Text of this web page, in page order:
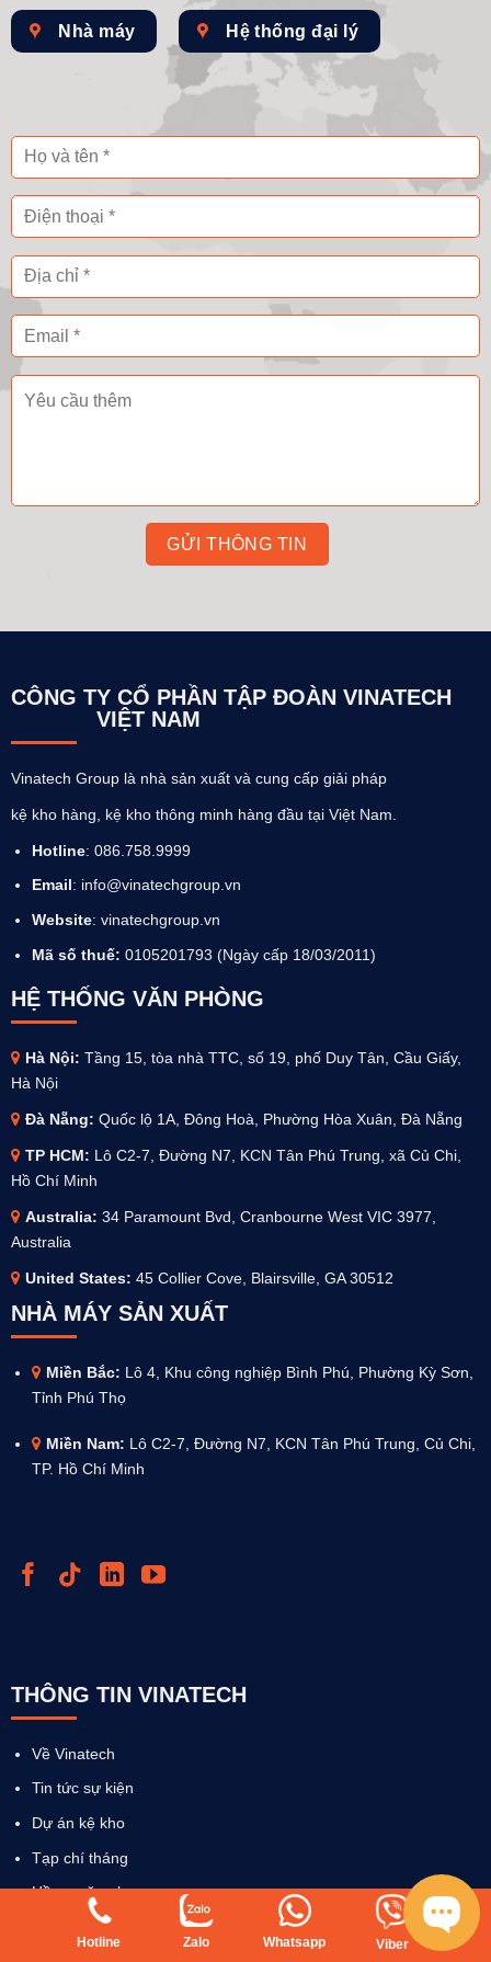
Nhà máy Hệ thống đại lý
CÔNG TY CỔ PHẦN TẬP ĐOÀN VINATECH
VIỆT NAM
Vinatech Group là nhà sản xuất và cung cấp giải pháp
kệ kho hàng, kệ kho thông minh hàng đầu tại Việt Nam.
Hotline: 086.758.9999
Email: info@vinatechgroup.vn
Website: vinatechgroup.vn
Mã số thuế: 0105201793 (Ngày cấp 18/03/2011)
HỆ THỐNG VĂN PHÒNG
Hà Nội: Tầng 15, tòa nhà TTC, số 19, phố Duy Tân, Cầu Giấy,
Hà Nội
Đà Nẵng: Quốc lộ 1A, Đông Hoà, Phường Hòa Xuân, Đà Nẵng
TP HCM: Lô C2-7, Đường N7, KCN Tân Phú Trung, xã Củ Chi,
Hồ Chí Minh
Australia: 34 Paramount Bvd, Cranbourne West VIC 3977,
Australia
United States: 45 Collier Cove, Blairsville, GA 30512
NHÀ MÁY SẢN XUẤT
Miền Bắc: Lô 4, Khu công nghiệp Bình Phú, Phường Kỳ Sơn,
Tỉnh Phú Thọ
Miền Nam: Lô C2-7, Đường N7, KCN Tân Phú Trung, Củ Chi,
TP. Hồ Chí Minh
THÔNG TIN VINATECH
Về Vinatech
Tin tức sự kiện
Dự án kệ kho
Tạp chí tháng
Hồ sơ năng lực
Media doanh nghiệp
Hotline Zalo Whatsapp Viber